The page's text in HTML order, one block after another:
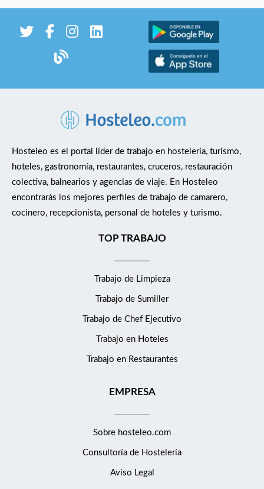
Hosteleo es el portal líder de trabajo en hostelería, turismo,
hoteles, gastronomía, restaurantes, cruceros, restauración
colectiva, balnearios y agencias de viaje. En Hosteleo
encontrarás los mejores perfiles de trabajo de camarero,
cocinero, recepcionista, personal de hoteles y turismo.
TOP TRABAJO
Trabajo de Limpieza
Trabajo de Sumiller
Trabajo de Chef Ejecutivo
Trabajo en Hoteles
Trabajo en Restaurantes
EMPRESA
Sobre hosteleo.com
Consultoría de Hostelería
Aviso Legal